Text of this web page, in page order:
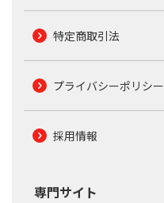
特定商取引法
プライバシーポリシー
採用情報
専門サイト